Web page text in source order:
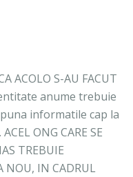
ACOLO S-AU FACUT
anume trebuie
informatile cap la
ONG CARE SE
TREBUIE
NOU, IN CADRUL